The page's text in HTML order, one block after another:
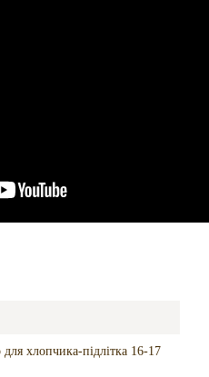
хлопчика-підлітка 16-17